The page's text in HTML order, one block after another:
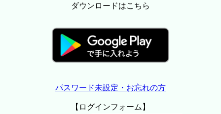
ダウンロードはこちら
パスワード未設定・お忘れの方
【ログインフォーム】